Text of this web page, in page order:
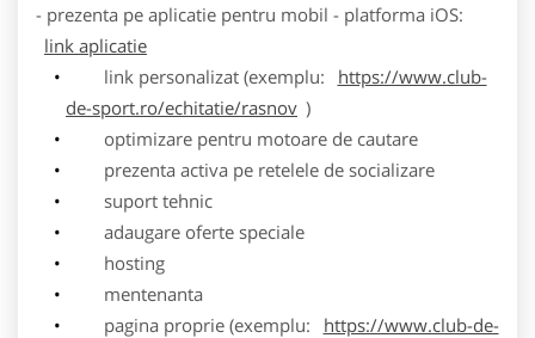
- prezenta pe aplicatie pentru mobil - platforma iOS:
link aplicatie
link personalizat (exemplu:
https://www.club-
de-sport.ro/echitatie/rasnov )
optimizare pentru motoare de cautare
prezenta activa pe retelele de socializare
suport tehnic
adaugare oferte speciale
hosting
mentenanta
pagina proprie (exemplu:
https://www.club-de-